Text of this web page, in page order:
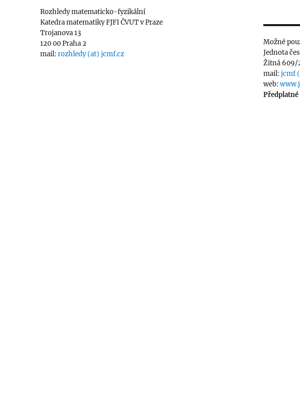
Rozhledy matematicko-fyzikální
Katedra matematiky FJFI ČVUT v Praze
Trojanova 13
120 00 Praha 2
mail:rozhledy (at) jcmf.cz
Možné
Jednota
Žitná 609/
mail:jcmf
web: